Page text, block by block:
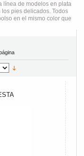
línea de modelos en plata
pies delicados. Todos
en el mismo color que